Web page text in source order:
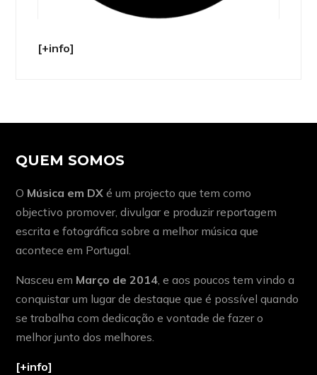
[+info]
QUEM SOMOS
O Música em DX é um projecto que tem como
objectivo promover, divulgar e produzir reportagem
escrita e fotográfica sobre a melhor música que
acontece em Portugal.
Nasceu em Março de 2014, e aos poucos tem vindo a
conquistar um lugar de destaque que é possível quando
se trabalha com dedicação e vontade de fazer o
melhor junto dos melhores.
[+info]